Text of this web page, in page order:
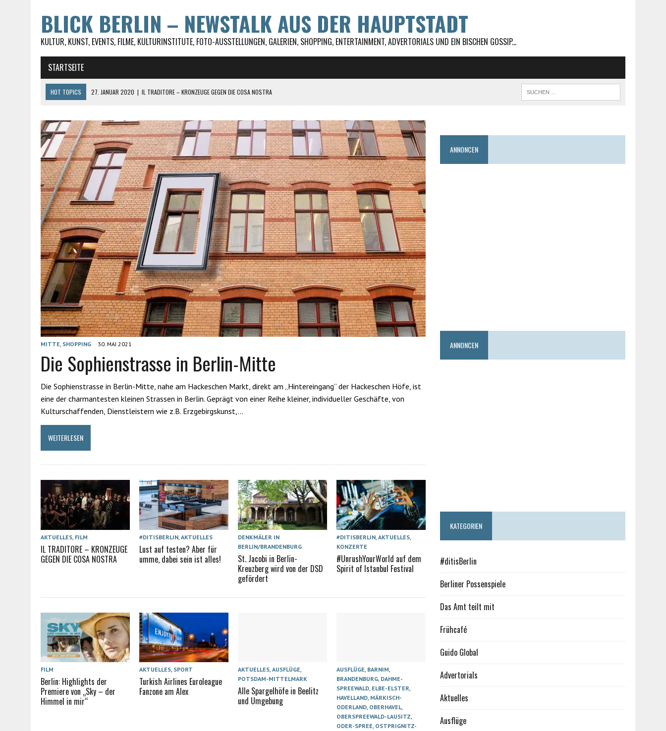
BLICK BERLIN – NEWSTALK AUS DER HAUPTSTADT
KULTUR, KUNST, EVENTS, FILME, KULTURINSTITUTE, FOTO-AUSSTELLUNGEN, GALERIEN, SHOPPING, ENTERTAINMENT, ADVERTORIALS UND EIN BISCHEN GOSSIP...
STARTSEITE
HOT TOPICS 27. JANUAR 2020 | IL TRADITORE – KRONZEUGE GEGEN DIE COSA NOSTRA
23. JANUAR 2020 | ST. JACOBI IN BERLIN-KREUZBERG WIRD VON DER DSD GEFÖRDERT
28. FEBRUAR 2017 | #UNRUSHYOURWORLD AUF DEM SPIRIT OF ISTANBUL FESTIVAL
30. MAI 2021 | DIE SOPHIENSTRASSE IN BERLIN-MITTE
MITTE SHOPPING 30. MAI 2021
Die Sophienstrasse in Berlin-Mitte
Die Sophienstrasse in Berlin-Mitte, nahe am Hackeschen Markt, direkt am „Hintereingang” der Hackeschen Höfe, ist
eine der charmantesten kleinen Strassen in Berlin. Geprägt von einer Reihe kleiner, individueller Geschäfte, von
Kulturschaffenden, Dienstleistern wie z.B. Erzgebirgskunst,…
WEITERLESEN
AKTUELLES FILM
IL TRADITORE – KRONZEUGE
GEGEN DIE COSA NOSTRA
#DITISBERLIN ,AKTUELLES
Lust auf testen? Aber für
umme, dabei sein ist alles!
DENKMÄLER IN
BERLIN/BRANDENBURG
St. Jacobi in Berlin-
Kreuzberg wird von der DSD
gefördert
#DITISBERLIN ,AKTUELLES
KONZERTE
#UnrushYourWorld auf dem
Spirit of Istanbul Festival
FILM
Berlin: Highlights der
Premiere von „Sky – der
Himmel in mir“
AKTUELLES, SPORT
Turkish Airlines Euroleague
Fanzone am Alex
AKTUELLES,AUSFLÜGE,
POTSDAM-MITTELMARK
Alle Spargelhöfe in Beelitz
und Umgebung
AUSFLÜGE, BARNIM,
BRANDENBURG, DAHME-
SPREEWALD, ELBE-ELSTER,
HAVELLAND, MÄRKISCH-
ODERLAND, OBERHAVEL,
OBERSPREEWALD-LAUSITZ,
ODER-SPREE, OSTPRIGNITZ-
ANNONCEN
ANNONCEN
KATEGORIEN
#ditisBerlin
Berliner Possenspiele
Das Amt teilt mit
Frühcafé
Guido Global
Advertorials
Aktuelles
Ausflüge